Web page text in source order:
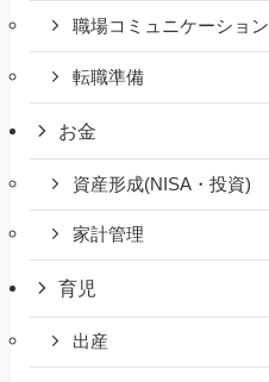
職場コミュニケーション
転職準備
お金
資産形成(NISA・投資)
家計管理
育児
出産